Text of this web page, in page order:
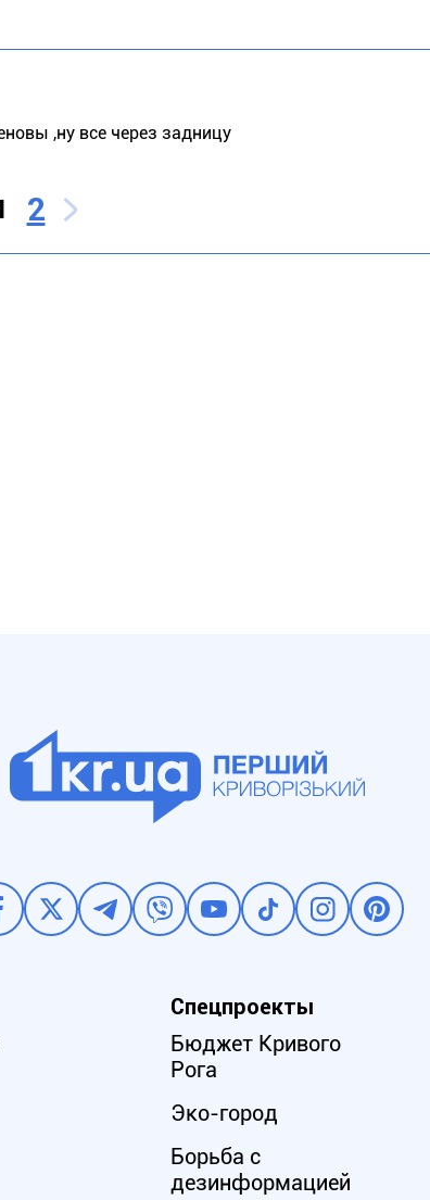
,ну все через задницу
2
Спецпроекты
Бюджет Кривого
Рога
Эко-город
Борьба с
дезинформацией